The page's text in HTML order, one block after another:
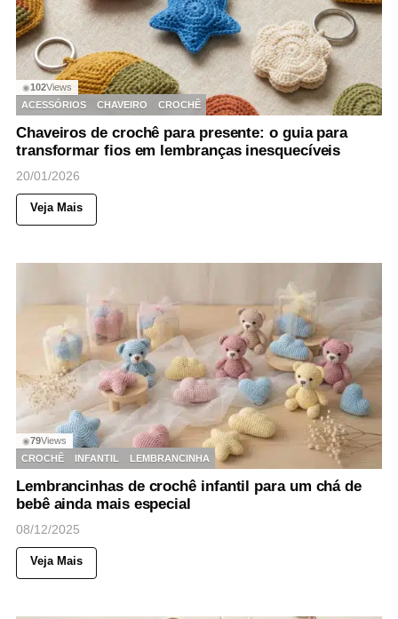
◉102Views
ACESSÓRIOS
CHAVEIRO CROCHÊ
Chaveiros de crochê para presente: o guia para
transformar fios em lembranças inesquecíveis
20/01/2026
Veja Mais
◉79Views
CROCHÊ
INFANTIL LEMBRANCINHA
Lembrancinhas de crochê infantil para um chá de
bebê ainda mais especial
08/12/2025
Veja Mais